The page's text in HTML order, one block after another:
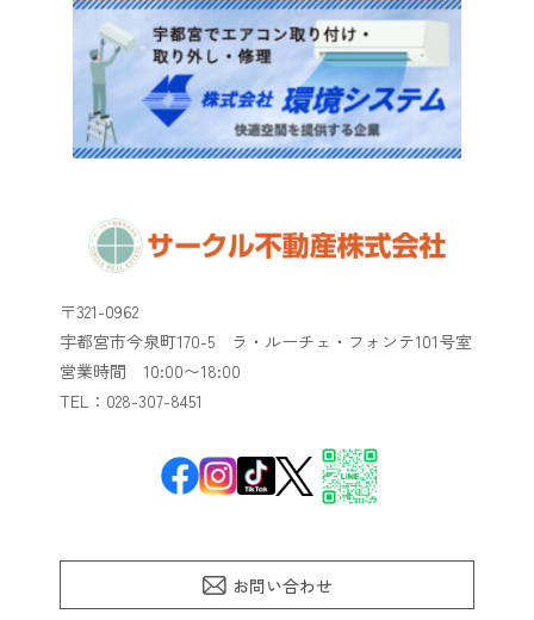
〒321-0962
宇都宮市今泉町170-5 ラ・ルーチェ・フォンテ101号室
​​​​​​​営業時間 10:00〜18:00
TEL：028-307-8451
お問い合わせ